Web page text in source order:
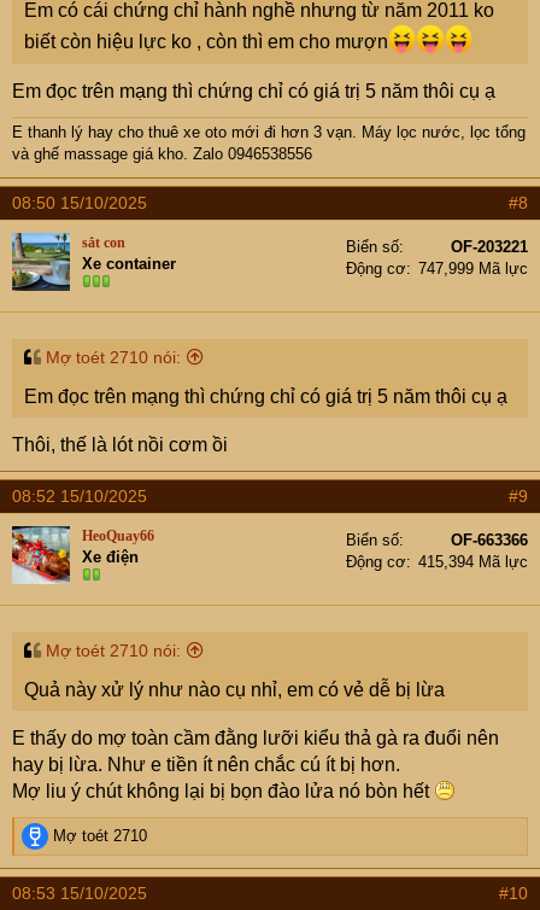
môi giới có cụ nào nhận em làm đệ không? Em cảm ơn
Em có cái chứng chỉ hành nghề nhưng từ năm 2011 ko
biết còn hiệu lực ko , còn thì em cho mượn
Em đọc trên mạng thì chứng chỉ có giá trị 5 năm thôi cụ ạ
E thanh lý hay cho thuê xe oto mới đi hơn 3 vạn . Máy lọc nước, lọc tổng
và ghế massage giá kho. Zalo 0946538556
08:50 15/10/2025 #8
sắt con
Xe container
Biển số
OF-203221
Động cơ
747,999 Mã lực
Mợ toét 2710 nói:
Em đọc trên mạng thì chứng chỉ có giá trị 5 năm thôi cụ ạ
Thôi, thế là lót nồi cơm ồi
08:52 15/10/2025 #9
HeoQuay66
Xe điện
Biển số
OF-663366
Động cơ
415,394 Mã lực
Mợ toét 2710 nói:
Quả này xử lý như nào cụ nhỉ, em có vẻ dễ bị lừa
E thấy do mợ toàn cầm đằng lưỡi kiểu thả gà ra đuổi nên
hay bị lừa. Như e tiền ít nên chắc cú ít bị hơn.
Mợ liu ý chút không lại bị bọn đào lửa nó bòn hết
R
e
a
c
Mợ toét 2710
08:53 15/10/2025 #10